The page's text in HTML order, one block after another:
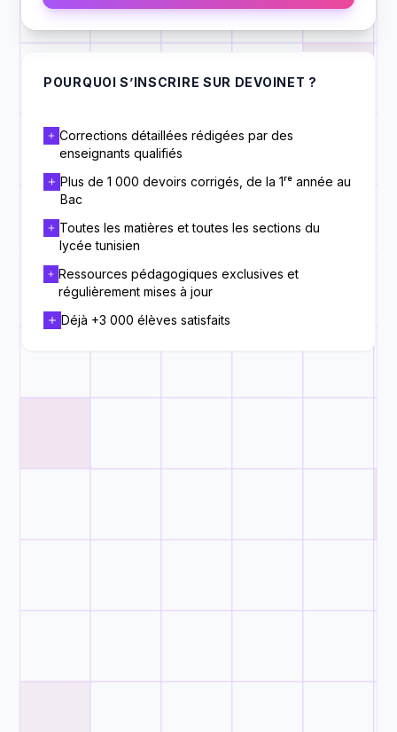
POURQUOI S’INSCRIRE SUR DEVOINET ?
Corrections détaillées rédigées par des
enseignants qualifiés
Plus de 1 000 devoirs corrigés, de la 1ʳᵉ année au
Bac
Toutes les matières et toutes les sections du
lycée tunisien
Ressources pédagogiques exclusives et
régulièrement mises à jour
Déjà +3 000 élèves satisfaits